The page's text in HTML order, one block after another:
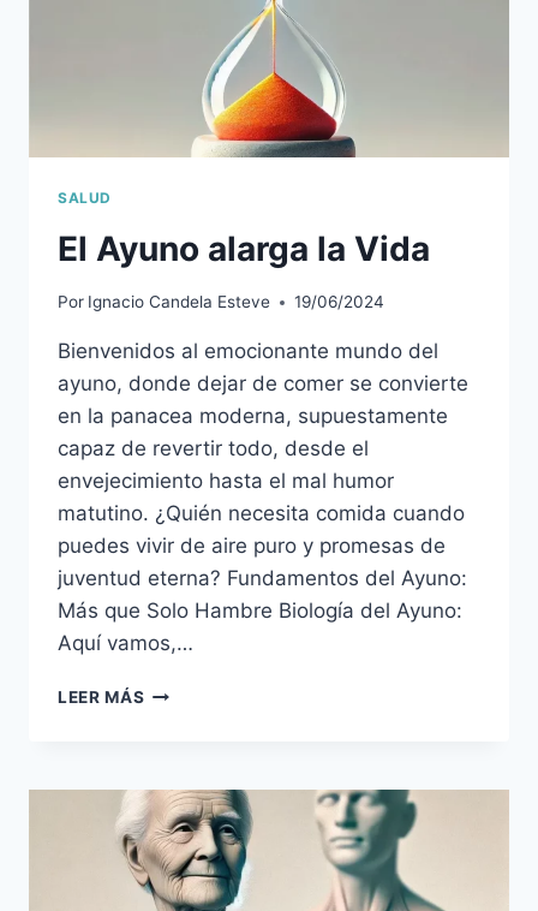
SALUD
El Ayuno alarga la Vida
Por Ignacio Candela Esteve 19/06/2024
Bienvenidos al emocionante mundo del
ayuno, donde dejar de comer se convierte
en la panacea moderna, supuestamente
capaz de revertir todo, desde el
envejecimiento hasta el mal humor
matutino. ¿Quién necesita comida cuando
puedes vivir de aire puro y promesas de
juventud eterna? Fundamentos del Ayuno:
Más que Solo Hambre Biología del Ayuno:
Aquí vamos,…
LEER MÁS
VIDA